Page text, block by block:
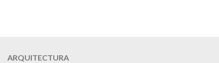
ARQUITECTURA